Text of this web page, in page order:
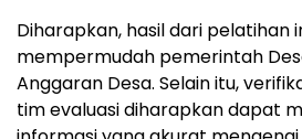
Diharapkan, hasil dari pelatihan
mempermudah pemerintah
Anggaran Desa. Selain itu,
tim evaluasi diharapkan dapat